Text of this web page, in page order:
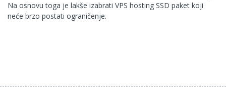
Na osnovu toga je lakše izabrati VPS hosting SSD paket koji
neće brzo postati ograničenje.